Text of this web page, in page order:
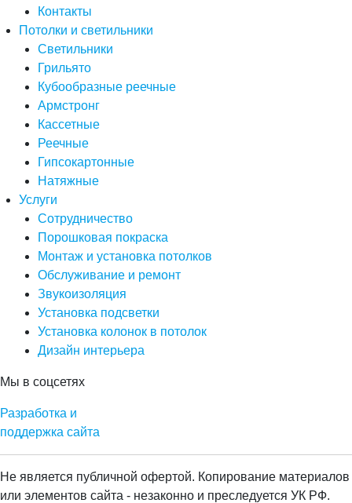
Контакты
Потолки и светильники
Светильники
Грильято
Кубообразные реечные
Армстронг
Кассетные
Реечные
Гипсокартонные
Натяжные
Услуги
Сотрудничество
Порошковая покраска
Монтаж и установка потолков
Обслуживание и ремонт
Звукоизоляция
Установка подсветки
Установка колонок в потолок
Дизайн интерьера
Мы в соцсетях
Разработка и
поддержка сайта
Не является публичной офертой. Копирование материалов
или элементов сайта - незаконно и преследуется УК РФ.